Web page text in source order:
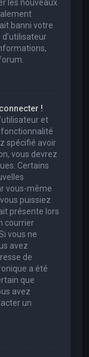
les nouveaux
banni votre
!
et
spécifié avoir
vous devrez
Certains
vous-même
puissiez
présente lors
courrier
vous ne
avez
de
a été
que
avez
un